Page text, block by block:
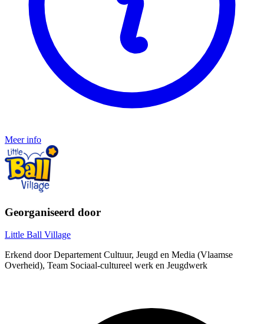
Meer info
Georganiseerd door
Little Ball Village
Erkend door Departement Cultuur, Jeugd en Media (Vlaamse
Overheid), Team Sociaal-cultureel werk en Jeugdwerk